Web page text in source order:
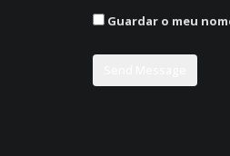
Guardar o meu